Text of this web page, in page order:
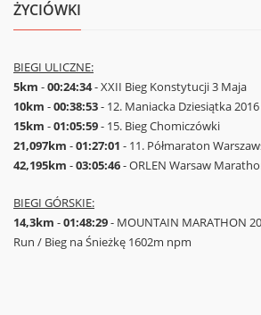
ŻYCIÓWKI
BIEGI ULICZNE:
5km -00:24:34- XXII Bieg Konstytucji 3 Maja
10km -00:38:53- 12. Maniacka Dziesiątka 2016
15km -01:05:59- 15. Bieg Chomiczówki
21,097km -01:27:01 - 11. Półmaraton
42,195km -03:05:46- ORLEN Warsaw
BIEGI GÓRSKIE:
14,3km -01:48:29- MOUNTAIN MARATHON
Run / Bieg na Śnieżkę 1602m npm